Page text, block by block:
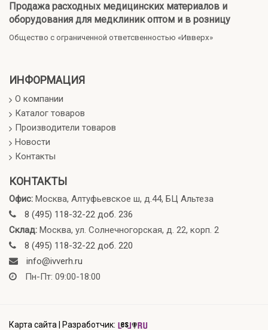
Продажа расходных медицинских материалов и
оборудования для медклиник оптом и в розницу
Общество с ограниченной ответсвенностью «Ивверх»
ИНФОРМАЦИЯ
О компании
Каталог товаров
Производители товаров
Новости
Контакты
КОНТАКТЫ
Офис: Москва, Алтуфьевское ш, д.44, БЦ Альтеза
8 (495) 118-32-22 доб. 236
Склад: Москва, ул. Солнечногорская, д. 22, корп. 2
8 (495) 118-32-22 доб. 220
info@ivverh.ru
Пн-Пт: 09:00-18:00
Карта сайта Разработчик: